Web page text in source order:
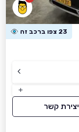
23 צפו ברכב זה
יצירת קשר